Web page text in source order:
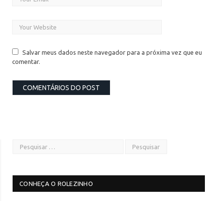
Salvar meus dados neste navegador para a próxima vez que eu
comentar.
CONHEÇA O ROLEZINHO